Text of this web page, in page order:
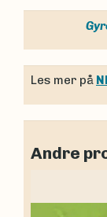
Les mer på
Andre